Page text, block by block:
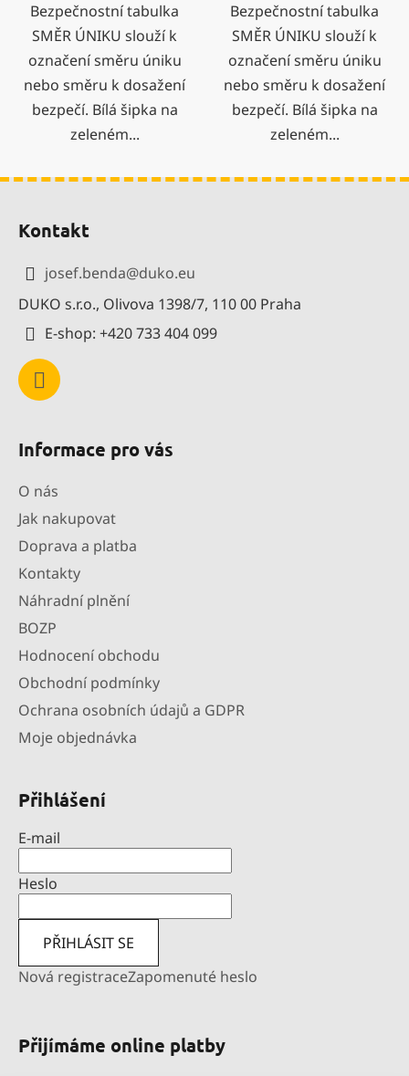
Bezpečnostní tabulka
SMĚR ÚNIKU slouží k
označení směru úniku
nebo směru k dosažení
bezpečí. Bílá šipka na
zeleném...
Bezpečnostní tabulka
SMĚR ÚNIKU slouží k
označení směru úniku
nebo směru k dosažení
bezpečí. Bílá šipka na
zeleném...
Kontakt
josef.benda@duko.eu
DUKO s.r.o., Olivova 1398/7, 110 00 Praha
E-shop: +420 733 404 099
Informace pro vás
O nás
Jak nakupovat
Doprava a platba
Kontakty
Náhradní plnění
BOZP
Hodnocení obchodu
Obchodní podmínky
Ochrana osobních údajů a GDPR
Moje objednávka
Přihlášení
E-mail
Heslo
PŘIHLÁSIT SE
Nová registraceZapomenuté heslo
Přijímáme online platby